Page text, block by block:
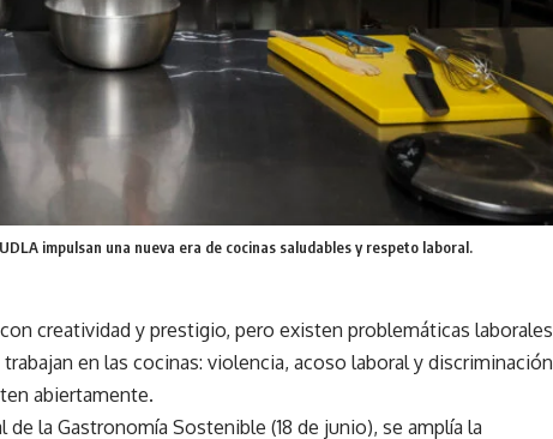
impulsan una nueva era de cocinas saludables y respeto laboral.
creatividad y prestigio, pero existen problemáticas laborales
en las cocinas: violencia, acoso laboral y discriminación
abiertamente.
la Gastronomía Sostenible (18 de junio), se amplía la